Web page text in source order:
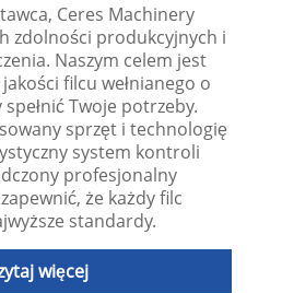
Ceres Machinery
zdolności produkcyjnych i
Naszym celem jest
filcu wełnianego o
Twoje potrzeby.
sprzęt i technologię
system kontroli
profesjonalny
że każdy filc
standardy.
więcej